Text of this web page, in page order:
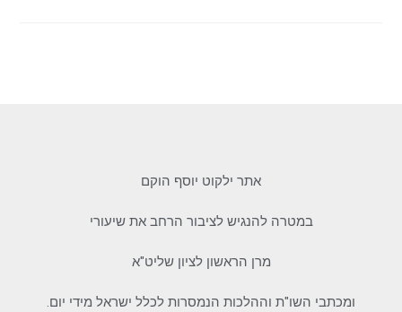
אתר ילקוט יוסף הוקם
במטרה להנגיש לציבור הרחב את שיעורי
מרן הראשון לציון שליט"א
ומכתבי השו"ת וההלכות הנמסרות לכלל ישראל מידי יום.